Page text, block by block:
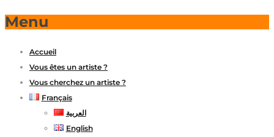
Menu
Accueil
Vous êtes un artiste ?
Vous cherchez un artiste ?
Français
العربية
English